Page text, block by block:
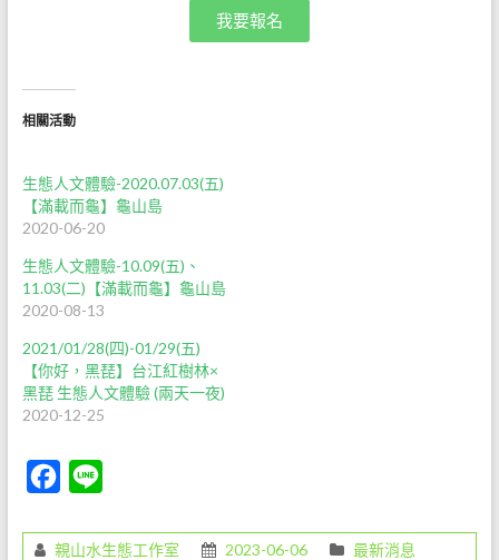
我要報名
相關活動
生態人文體驗-2020.07.03(五)
【滿載而龜】龜山島
2020-06-20
生態人文體驗-10.09(五)、
11.03(二)【滿載而龜】龜山島
2020-08-13
2021/01/28(四)-01/29(五)
【你好，黑琵】台江紅樹林×
黑琵 生態人文體驗 (兩天一夜)
2020-12-25
c
n
親山水生態工作室 2023-06-06 最新消息